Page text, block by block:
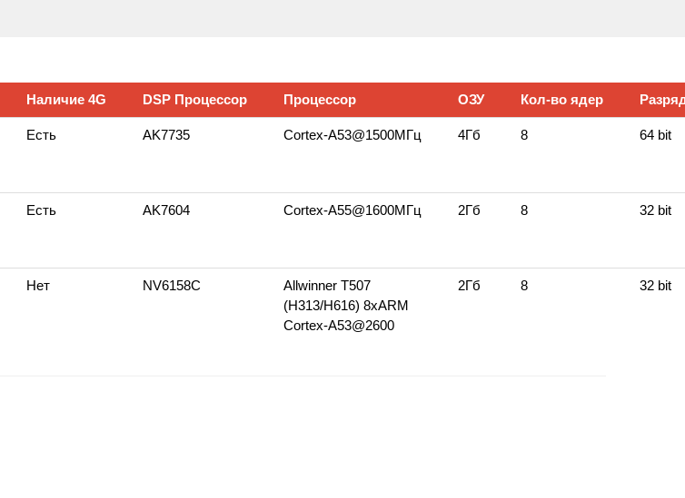
Наличие 4G DSP Процессор Процессор ОЗУ Кол‑во ядер
Есть AK7735 Сortex‑A53@1500МГц 4Гб 8 64 bit
Есть AK7604 Cortex‑A55@1600МГц 2Гб 8 32 bit
Нет NV6158С
Allwinner T507
(H313/H616) 8xARM
Cortex‑A53@2600
2Гб 8 32 bit